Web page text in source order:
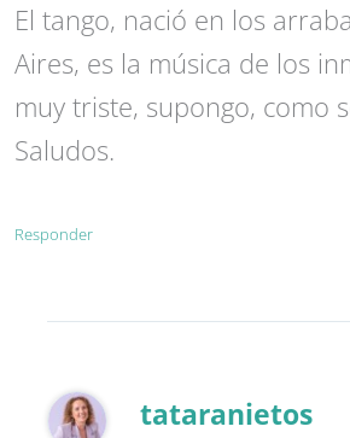
El tango, nació en los
Aires, es la música de los
muy triste, supongo, como
Saludos.
Responder
tataranietos